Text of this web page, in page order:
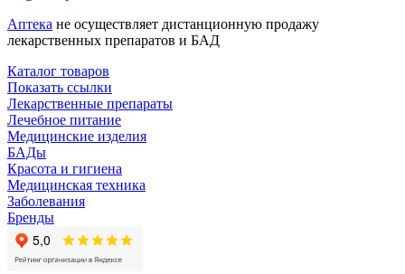
Аптека не осуществляет дистанционную продажу
лекарственных препаратов и БАД
Каталог товаров
Показать ссылки
Лекарственные препараты
Лечебное питание
Медицинские изделия
БАДы
Красота и гигиена
Медицинская техника
Заболевания
Бренды